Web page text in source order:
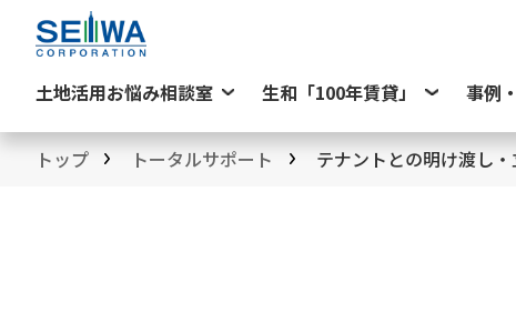
土地活用お悩み相談室 生和「100年賃貸」 事例
トップ トータルサポート テナントとの明け渡し